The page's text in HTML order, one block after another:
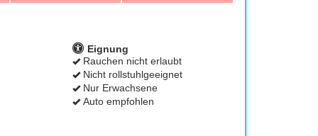
Eignung
Rauchen nicht erlaubt
Nicht rollstuhlgeeignet
Nur Erwachsene
Auto empfohlen